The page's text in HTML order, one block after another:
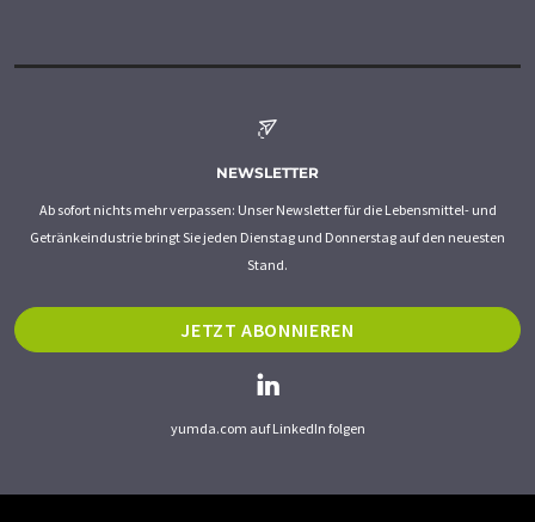
NEWSLETTER
Ab sofort nichts mehr verpassen: Unser Newsletter für die Lebensmittel- und
Getränkeindustrie bringt Sie jeden Dienstag und Donnerstag auf den neuesten
Stand.
JETZT ABONNIEREN
yumda.com auf LinkedIn folgen